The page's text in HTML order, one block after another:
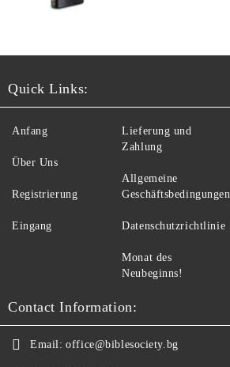
Quick Links:
Anfang
Über Uns
Registrierung
Eingang
Lieferung und
Zahlung
Allgemeine
Geschäftsbedingungen
Datenschutzrichtlinie
Monat des
Neubeginns!
Contact Information:
Email: office@biblesociety.bg